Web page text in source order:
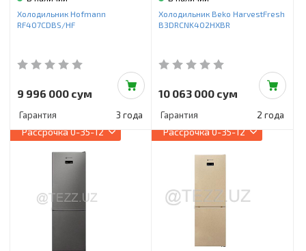
Инструменты и техника
Товары для дома
Красота и здоровье
Пылесосы
Фильтры для воды
Сантехника
Холодильник Hofmann
RF407CDBS/HF
9 996 000 сум
Гарантия 3 года
Холодильник Beko HarvestFresh
B3DRCNK402HXBR
10 063 000 сум
Гарантия 2 года
Рассрочка0-35-12 Рассрочка0-35-12